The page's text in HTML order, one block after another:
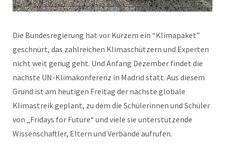
Die Bundesregierung hat vor Kurzem ein “Klimapaket”
geschnürt, das zahlreichen Klimaschützern und Experten
nicht weit genug geht. Und Anfang Dezember findet die
nächste UN-Klimakonferenz in Madrid statt. Aus diesem
Grund ist am heutigen Freitag der nächste globale
Klimastreik geplant, zu dem die Schülerinnen und Schüler
von „Fridays for Future“ und viele sie unterstützende
Wissenschaftler, Eltern und Verbände aufrufen.